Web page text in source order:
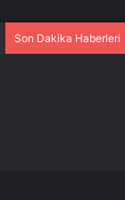
Son Dakika Haberleri